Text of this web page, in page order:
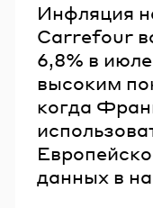
Инфляция
Carrefour
6,8% в
высоким
когда
данных в